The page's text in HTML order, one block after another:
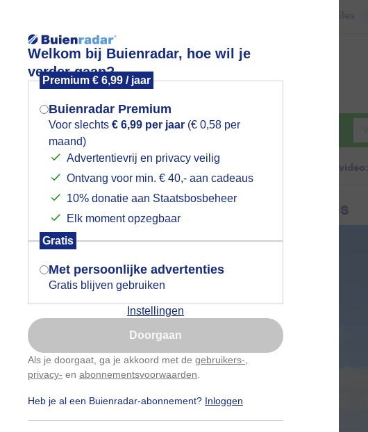
Welkom bij Buienradar, hoe wil je
verder gaan?
Premium € 6,99 / jaar
Buienradar Premium
Voor slechts € 6,99 per jaar (€ 0,58 per
maand)
Advertentievrij en privacy veilig
Ontvang voor min. € 40,- aan cadeaus
10% donatie aan Staatsbosbeheer
Elk moment opzegbaar
Gratis
Met persoonlijke advertenties
Gratis blijven gebruiken
Instellingen
Doorgaan
Als je doorgaat, ga je akkoord met de gebruikers-
privacy- en abonnementsvoorwaarden
Heb je al een Buienradar-abonnement? Inloggen
Files
Foto en video Weerzine
Zoeken in foto & video:
Uivermeer met zonnepanelen met wolkjes
Mogen we je locatie gebruiken voor
het weer?
Indien je hier nog geen akkoord op hebt
gegeven, verschijnt er zo een pop-up uit
je browser waarin deze toestemming
gevraagd wordt.
Is goed, toon de popup
Nu niet, misschien later
Gebruik je Safari en wil je niet elke dag deze pop-up
Klikhierom dit aan te passen